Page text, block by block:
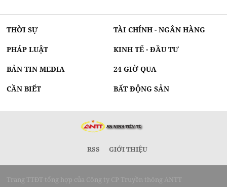
THỜI SỰ TÀI CHÍNH - NGÂN HÀNG
PHÁP LUẬT KINH TẾ - ĐẦU TƯ
BẢN TIN MEDIA 24 GIỜ QUA
CẦN BIẾT BẤT ĐỘNG SẢN
RSS GIỚI THIỆU
Trang TTĐT tổng hợp của Công ty CP Truyền thông ANTT